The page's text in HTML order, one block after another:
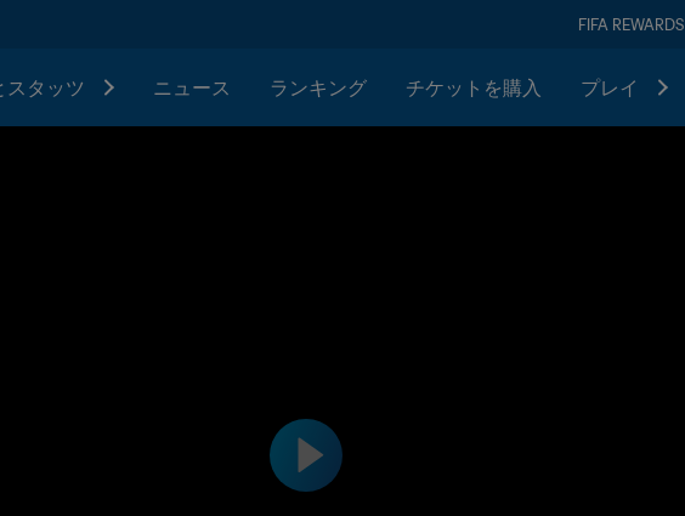
FIFA REWARDS
スタッツ ニュース ランキング チケットを購入 プレイ